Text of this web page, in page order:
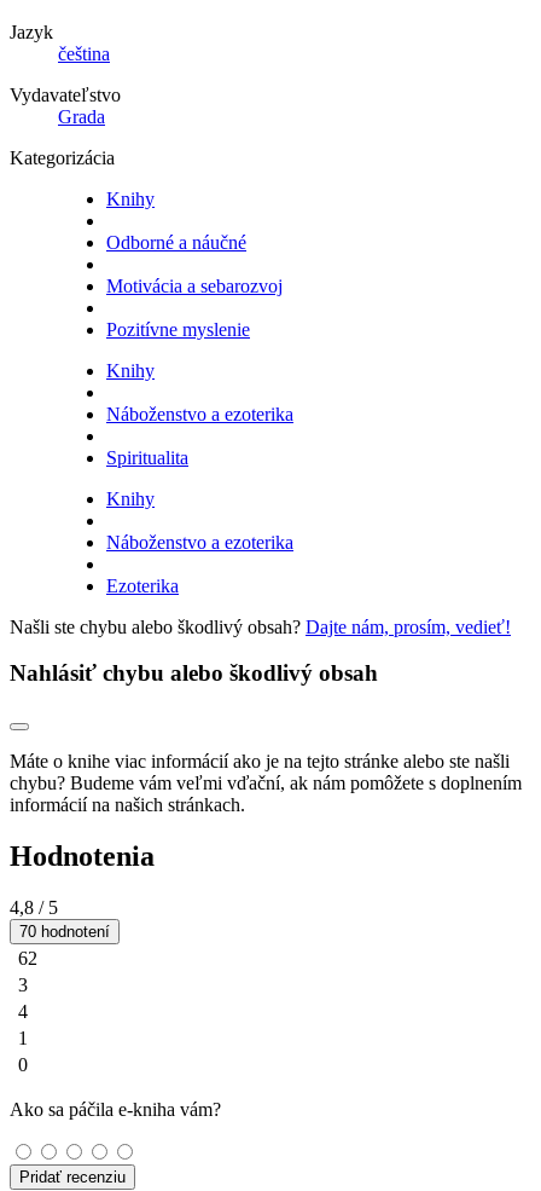
Jazyk
čeština
Vydavateľstvo
Grada
Kategorizácia
Knihy
Odborné a náučné
Motivácia a sebarozvoj
Pozitívne myslenie
Knihy
Náboženstvo a ezoterika
Spiritualita
Knihy
Náboženstvo a ezoterika
Ezoterika
Našli ste chybu alebo škodlivý obsah? Dajte nám, prosím, vedieť!
Nahlásiť chybu alebo škodlivý obsah
Máte o knihe viac informácií ako je na tejto stránke alebo ste našli
chybu? Budeme vám veľmi vďační, ak nám pomôžete s doplnením
informácií na našich stránkach.
Hodnotenia
4,8 / 5
70 hodnotení
62
3
4
1
0
Ako sa páčila e-kniha vám?
Pridať recenziu